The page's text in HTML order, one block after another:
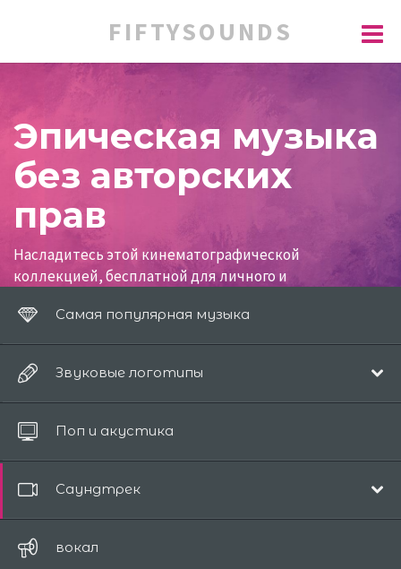
FIFTYSOUNDS
Эпическая музыка
без авторских
прав
Насладитесь этой кинематографической
коллекцией, бесплатной для личного и
без авторских правдля трейлеров, боевиков и
видеоигр. Скачайте лучшую музыку для своего
проекта!
Самая популярная музыка
Звуковые логотипы
до 10 секунд
Поп и акустика
Саундтрек
вокал